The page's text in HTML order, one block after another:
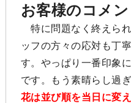
お客様のコメン
特に問題なく終えら
ッフの方々の応対も丁
す。やっぱり一番印象
です。もう素晴らし過
花は並び順を当日に変